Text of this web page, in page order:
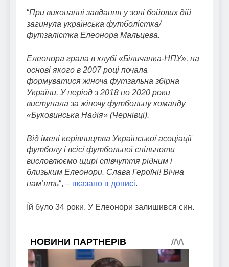
“При виконанні завдання у зоні бойових дій
загинула українська футболістка/
футзалістка Елеонора Мальцева.
Елеонора грала в клубі «Біличанка-НПУ», на
основі якого в 2007 році почала
формуватися жіноча футзальна збірна
України. У період з 2018 по 2020 роки
виступала за жіночу футбольну команду
«Буковинська Надія» (Чернівці).
Від імені керівництва Української асоціації
футболу і всієї футбольної спільноти
висловлюємо щирі співчуття рідним і
близьким Елеонори. Слава Героїні! Вічна
пам’ять“, – вказано в дописі.
Їй було 34 роки. У Елеонори залишився син.